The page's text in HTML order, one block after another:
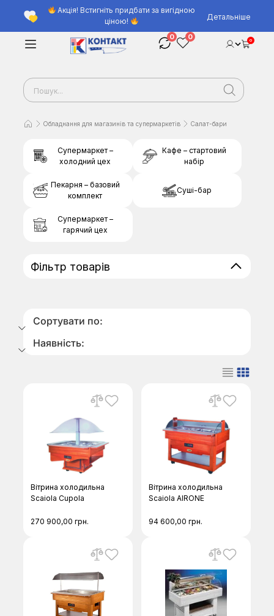
Акція! Встигніть придбати за вигідною
ціною!
Детальніше
0 0 0
Обладнання для магазинів та супермаркетів Салат-бари
Фільтр товарів
Супермаркет –
холодний цех
Кафе – стартовий
набір
Пекарня – базовий
комплект
Суші-бар
Супермаркет –
гарячий цех
Сортувати по:
Наявність:
Вітрина холодильна
Scaiola Cupola
270 900,00грн.
Вітрина холодильна
Scaiola AIRONE
94 600,00грн.